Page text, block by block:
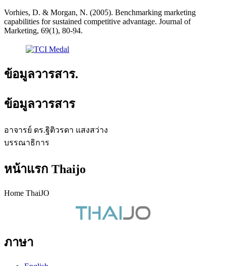
Vorhies, D. & Morgan, N. (2005). Benchmarking marketing
capabilities for sustained competitive advantage. Journal of
Marketing, 69(1), 80-94.
ข้อมูลวารสาร.
ข้อมูลวารสาร
อาจารย์ ดร.ฐิติวรดา แสงสว่าง
บรรณาธิการ
หน้าแรก Thaijo
Home ThaiJO
ภาษา